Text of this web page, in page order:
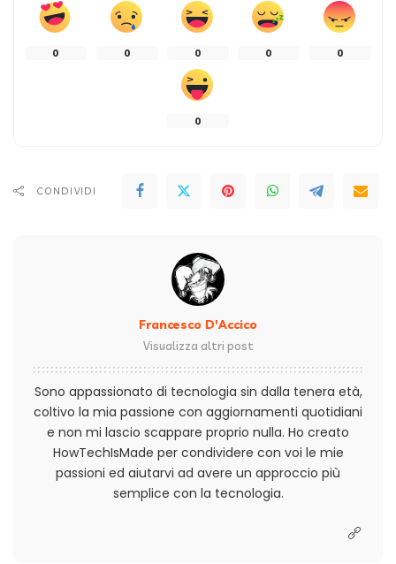
0 0 0 0 0
0
CONDIVIDI
Francesco D'Accico
Visualizza altri post
Sono appassionato di tecnologia sin dalla tenera età,
coltivo la mia passione con aggiornamenti quotidiani
e non mi lascio scappare proprio nulla. Ho creato
HowTechIsMade per condividere con voi le mie
passioni ed aiutarvi ad avere un approccio più
semplice con la tecnologia.